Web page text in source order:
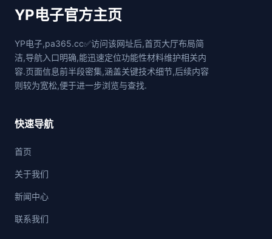
YP电子官方主页
YP电子,pa365.cc✅访问该网址后,首页大厅布局简
洁,导航入口明确,能迅速定位功能性材料维护相关内
容.页面信息前半段密集,涵盖关键技术细节,后续内容
则较为宽松,便于进一步浏览与查找.
快速导航
首页
关于我们
新闻中心
联系我们